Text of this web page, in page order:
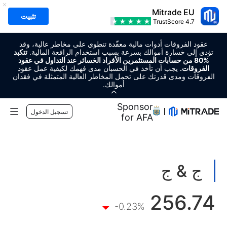
Mitrade EU
TrustScore 4.7
تثبيت
عقود الفروقات أدوات مالية معقّدة تنطوي على مخاطر عالية، وقد
تؤدي إلى خسارة أموالك بسرعة بسبب استخدام الرافعة المالية. تتكبد
%80 من حسابات المستثمرين الأفراد الخسائر عند التداول في عقود
الفروقات. يجب أن تأخذ في الحسبان مدى فهمك لكيفية عمل عقود
الفروقات ومدى قدرتك على تحمل المخاطر العالية المتمثلة في فقدان
أموالك.
Regional Sponsor
for AFA
تسجيل الدخول
الفوركس
العملات الرقمية
التداول
منصة التداول
إدارة المخاطر
أدوات السوق
التقويم الاقتصادي
التعليم
ج & ج
256.74
-0.23%